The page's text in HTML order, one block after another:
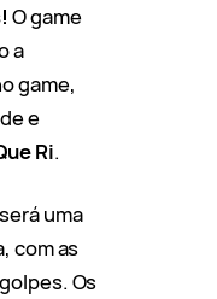
O game
a
game,
e
Ri.
será uma
com as
Os